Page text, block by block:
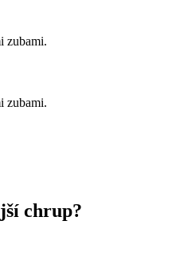
zubami.
zubami.
chrup?